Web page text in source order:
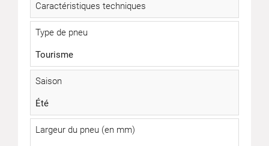
Caractéristiques techniques
Type de pneu
Tourisme
Saison
Été
Largeur du pneu (en mm)